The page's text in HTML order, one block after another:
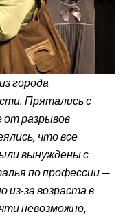
города
Прятались с
от разрывов
что все
вынуждены с
по профессии —
из-за возраста в
невозможно,